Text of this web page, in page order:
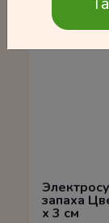
запаха
x 3 см